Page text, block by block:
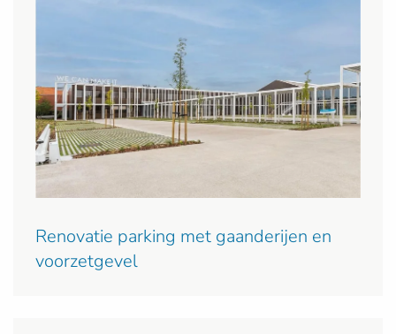
Renovatie parking met gaanderijen en
voorzetgevel